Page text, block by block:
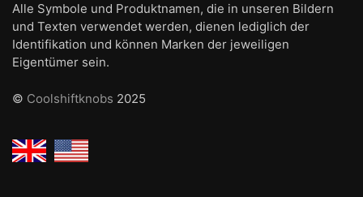
Alle Symbole und Produktnamen, die in unseren Bildern
und Texten verwendet werden, dienen lediglich der
Identifikation und können Marken der jeweiligen
Eigentümer sein.
© Coolshiftknobs 2025